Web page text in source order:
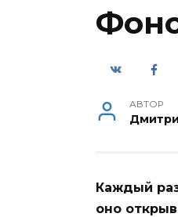
АВТОР
Каждый
оно